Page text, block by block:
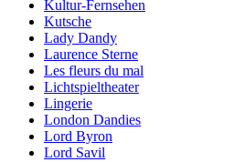
Kultur-Fernsehen
Kutsche
Lady Dandy
Laurence Sterne
Les fleurs du mal
Lichtspieltheater
Lingerie
London Dandies
Lord Byron
Lord Savil